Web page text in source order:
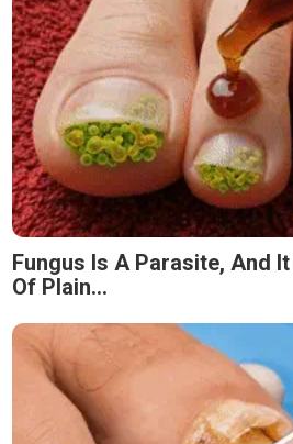
Fungus Is A Parasite, And
Of Plain...